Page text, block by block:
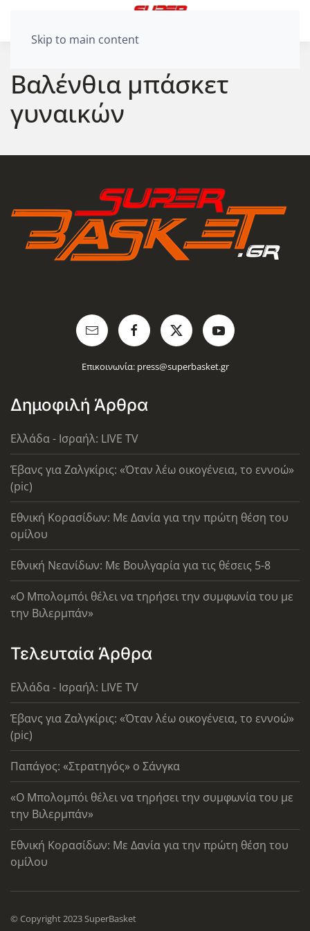
Skip to main content
Βαλένθια μπάσκετ
γυναικών
Επικοινωνία: press@superbasket.gr
Δημοφιλή Άρθρα
Ελλάδα - Ισραήλ: LIVE TV
Έβανς για Ζαλγκίρις: «Όταν λέω οικογένεια, το εννοώ»
(pic)
Εθνική Κορασίδων: Με Δανία για την πρώτη θέση του
ομίλου
Εθνική Νεανίδων: Με Βουλγαρία για τις θέσεις 5-8
«Ο Μπολομπόι θέλει να τηρήσει την συμφωνία του με
την Βιλερμπάν»
Τελευταία Άρθρα
Ελλάδα - Ισραήλ: LIVE TV
Έβανς για Ζαλγκίρις: «Όταν λέω οικογένεια, το εννοώ»
(pic)
Παπάγος: «Στρατηγός» ο Σάνγκα
«Ο Μπολομπόι θέλει να τηρήσει την συμφωνία του με
την Βιλερμπάν»
Εθνική Κορασίδων: Με Δανία για την πρώτη θέση του
ομίλου
© Copyright 2023 SuperBasket